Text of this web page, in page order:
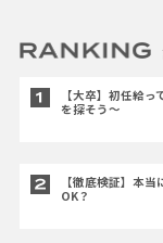
【大卒】初任給
を探そう～
【徹底検証】本
OK？